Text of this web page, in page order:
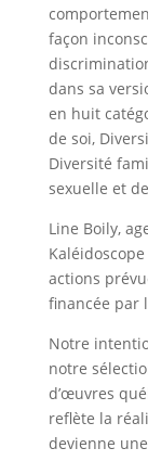
façon
dans sa
en huit
de soi,
Diversité
sexuelle et
Line Boily,
actions
financée par
Notre
notre
d’œuvres
reflète la
devienne